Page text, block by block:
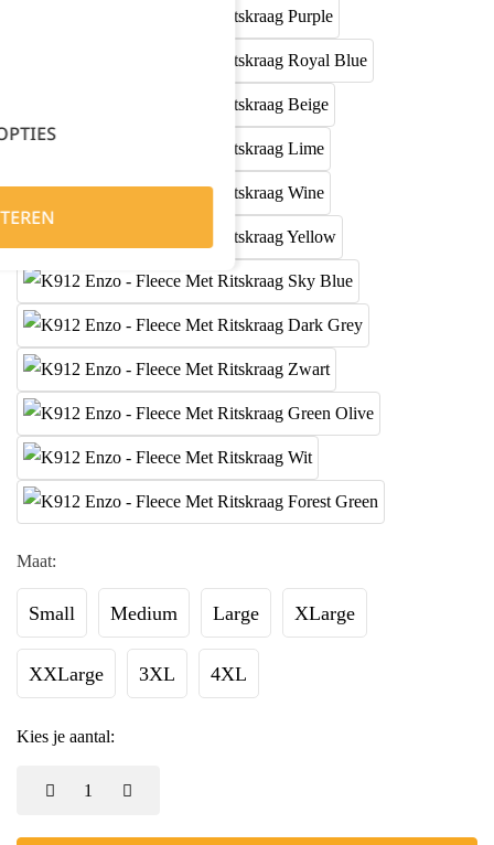
Maat:
Small Medium Large XLarge
XXLarge 3XL 4XL
Kies je aantal: